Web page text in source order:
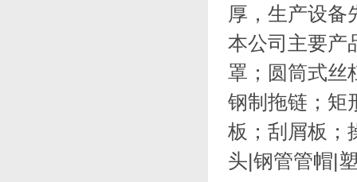
厚，生产设
本公司主要产
罩；圆筒式丝
钢制拖链；矩
板；刮屑板；
头|钢管管帽|